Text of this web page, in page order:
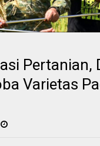
Pertanian,
Varietas